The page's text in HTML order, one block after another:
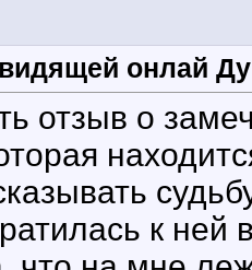
онлай
отзыв о
к ней